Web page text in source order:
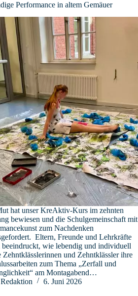
Performance in altem Gemäuer
hat unser KreAktiv-Kurs im zehnten
bewiesen und die Schulgemeinschaft mit
zum Nachdenken
Eltern, Freunde und Lehrkräfte
beeindruckt, wie lebendig und individuell
Zehntklässlerinnen und Zehntklässler ihre
zum Thema „Zerfall und
am Montagabend…
Redaktion
6. Juni 2026